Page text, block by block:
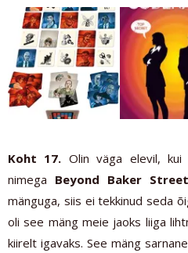
Koht 17. Olin väga elevil,
nimega Beyond Baker Street
mänguga, siis ei tekkinud seda
oli see mäng meie jaoks liiga
kiirelt igavaks. See mäng